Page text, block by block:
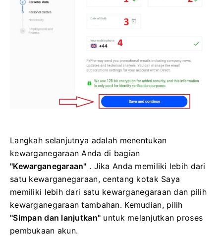
Langkah selanjutnya adalah menentukan
kewarganegaraan Anda di bagian
"Kewarganegaraan" . Jika Anda memiliki lebih dari
satu kewarganegaraan, centang kotak Saya
memiliki lebih dari satu kewarganegaraan dan pilih
kewarganegaraan tambahan. Kemudian, pilih
"Simpan dan lanjutkan" untuk melanjutkan proses
pembukaan akun.